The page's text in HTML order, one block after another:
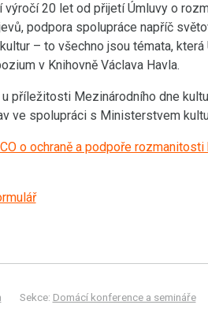
výročí 20 let od přijetí Úmluvy o
podpora spolupráce napříč
– to všechno jsou témata,
v Knihovně Václava Havla.
příležitosti Mezinárodního dne
ve spolupráci s Ministerstvem
o ochraně a podpoře
Sekce: Domácí konference a semináře